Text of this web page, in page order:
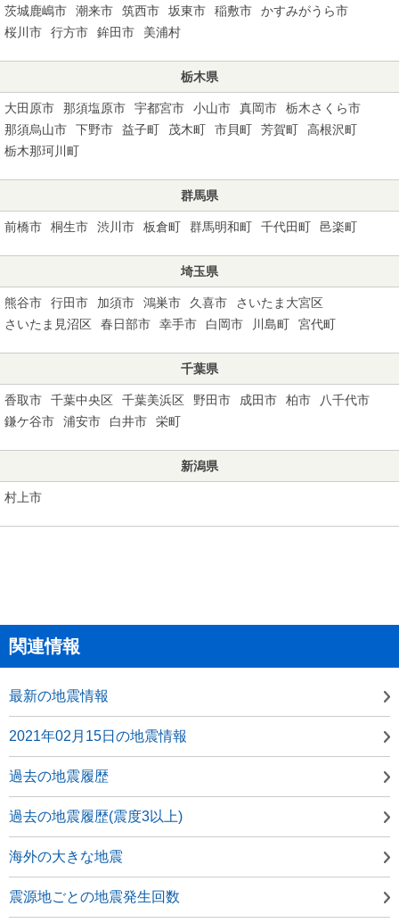
茨城鹿嶋市 潮来市 筑西市 坂東市 稲敷市
かすみがうら市
桜川市
行方市 鉾田市 美浦村
栃木県
大田原市 那須塩原市 宇都宮市 小山市 真岡市
栃木さくら市
那須烏山市
下野市 益子町 茂木町 市貝町 芳賀町
高根沢町
栃木那珂川町
群馬県
前橋市 桐生市 渋川市 板倉町 群馬明和町 千代田町 邑楽町
埼玉県
熊谷市 行田市 加須市 鴻巣市 久喜市
さいたま大宮区
さいたま見沼区
春日部市 幸手市 白岡市 川島町 宮代町
千葉県
香取市 千葉中央区 千葉美浜区 野田市 成田市 柏市
八千代市
鎌ケ谷市
浦安市 白井市 栄町
新潟県
村上市
関連情報
最新の地震情報
2021年02月15日の地震情報
過去の地震履歴
過去の地震履歴(震度3以上)
海外の大きな地震
震源地ごとの地震発生回数